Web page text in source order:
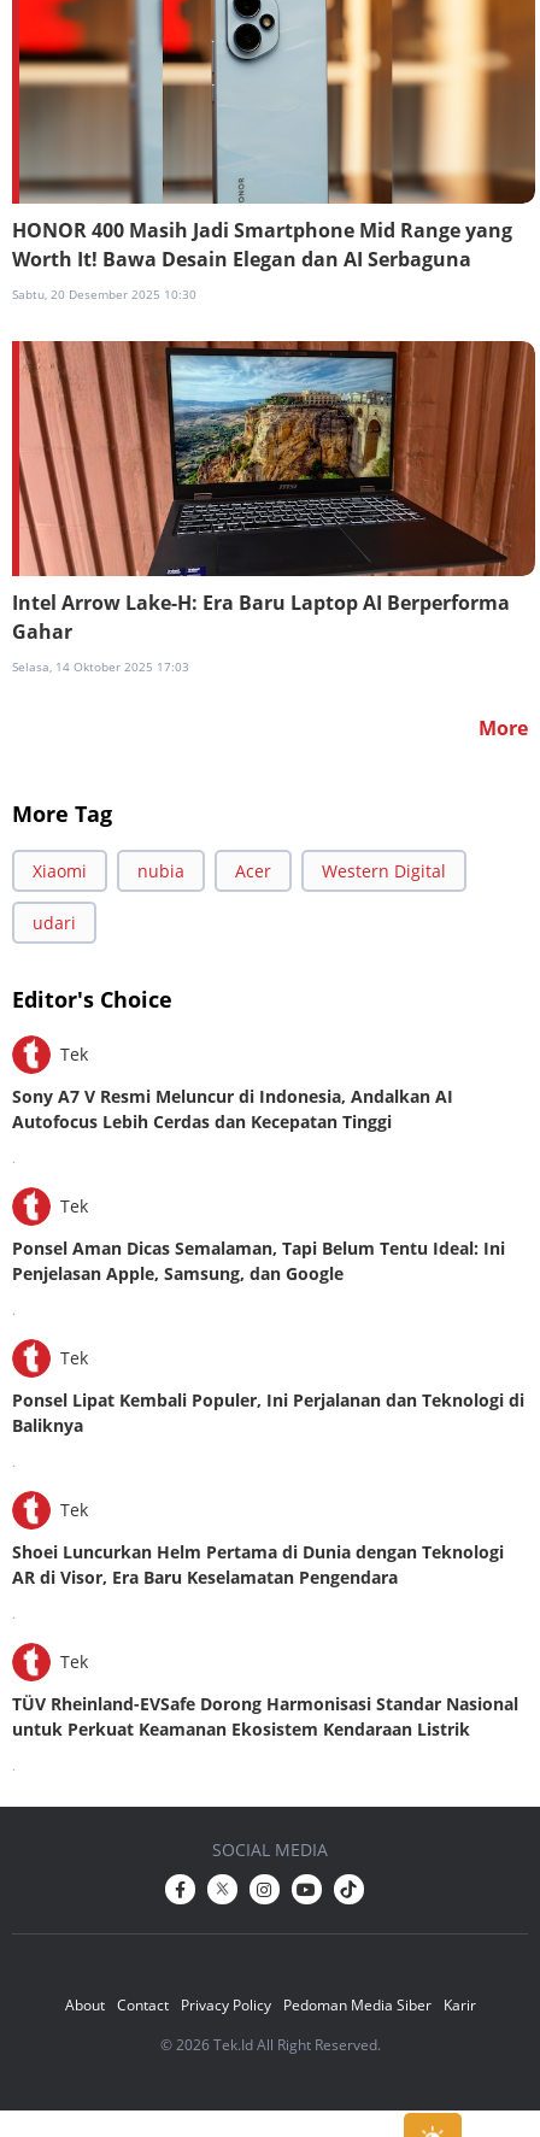
HONOR 400 Masih Jadi Smartphone Mid Range yang
Worth It! Bawa Desain Elegan dan AI Serbaguna
Sabtu, 20 Desember 2025 10:30
Intel Arrow Lake-H: Era Baru Laptop AI Berperforma
Gahar
Selasa, 14 Oktober 2025 17:03
More
More Tag
Xiaomi nubia Acer Western Digital
udari
Editor's Choice
Tek
Sony A7 V Resmi Meluncur di Indonesia, Andalkan AI
Autofocus Lebih Cerdas dan Kecepatan Tinggi
.
Tek
Ponsel Aman Dicas Semalaman, Tapi Belum Tentu Ideal: Ini
Penjelasan Apple, Samsung, dan Google
.
Tek
Ponsel Lipat Kembali Populer, Ini Perjalanan dan Teknologi di
Baliknya
.
Tek
Shoei Luncurkan Helm Pertama di Dunia dengan Teknologi
AR di Visor, Era Baru Keselamatan Pengendara
.
Tek
TÜV Rheinland-EVSafe Dorong Harmonisasi Standar Nasional
untuk Perkuat Keamanan Ekosistem Kendaraan Listrik
.
About Contact Privacy Policy Pedoman Media Siber
Karir
© 2026 Tek.Id All Right Reserved.
SOCIAL MEDIA